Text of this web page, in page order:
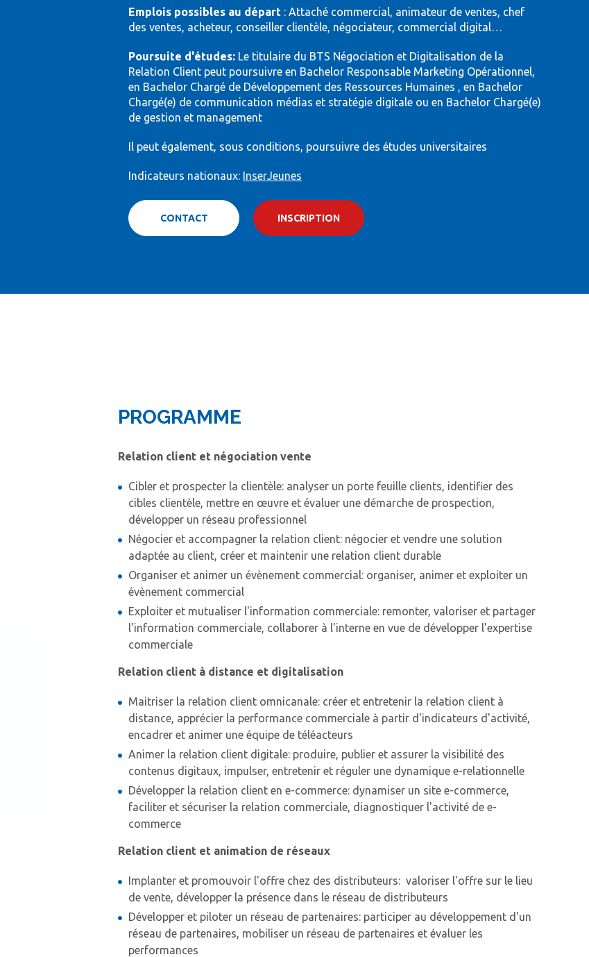
Emplois possibles au départ : Attaché commercial, animateur de ventes, chef
des ventes, acheteur, conseiller clientèle, négociateur, commercial digital…
Poursuite d'études: Le titulaire du BTS Négociation et Digitalisation de la
Relation Client peut poursuivre en Bachelor Responsable Marketing Opérationnel,
en Bachelor Chargé de Développement des Ressources Humaines , en Bachelor
Chargé(e) de communication médias et stratégie digitale ou en Bachelor Chargé(e)
de gestion et management
Il peut également, sous conditions, poursuivre des études universitaires
Indicateurs nationaux: InserJeunes
CONTACT INSCRIPTION
PROGRAMME
Relation client et négociation vente
Cibler et prospecter la clientèle: analyser un porte feuille clients, identifier des
cibles clientèle, mettre en œuvre et évaluer une démarche de prospection,
développer un réseau professionnel
Négocier et accompagner la relation client: négocier et vendre une solution
adaptée au client, créer et maintenir une relation client durable
Organiser et animer un évènement commercial: organiser, animer et exploiter un
évènement commercial
Exploiter et mutualiser l'information commerciale: remonter, valoriser et partager
l'information commerciale, collaborer à l'interne en vue de développer l'expertise
commerciale
Relation client à distance et digitalisation
Maitriser la relation client omnicanale: créer et entretenir la relation client à
distance, apprécier la performance commerciale à partir d'indicateurs d'activité,
encadrer et animer une équipe de téléacteurs
Animer la relation client digitale: produire, publier et assurer la visibilité des
contenus digitaux, impulser, entretenir et réguler une dynamique e-relationnelle
Développer la relation client en e-commerce: dynamiser un site e-commerce,
faciliter et sécuriser la relation commerciale, diagnostiquer l'activité de e-
commerce
Relation client et animation de réseaux
Implanter et promouvoir l'offre chez des distributeurs: valoriser l'offre sur le lieu
de vente, développer la présence dans le réseau de distributeurs
Développer et piloter un réseau de partenaires: participer au développement d'un
réseau de partenaires, mobiliser un réseau de partenaires et évaluer les
performances